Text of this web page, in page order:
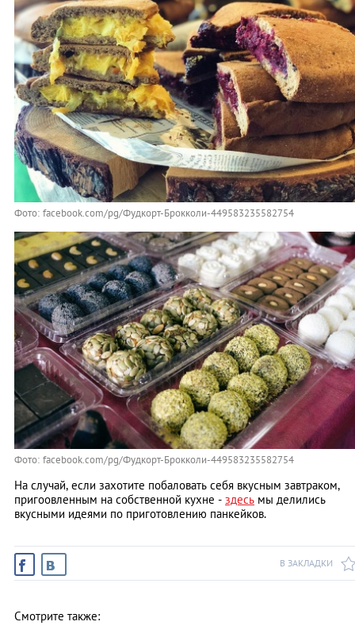
Фото: facebook.com/pg/Фудкорт-Брокколи-449583235582754
Фото: facebook.com/pg/Фудкорт-Брокколи-449583235582754
На случай, если захотите побаловать себя вкусным завтраком,
пригоовленным на собственной кухне - здесь мы делились
вкусными идеями по приготовлению панкейков.
В ЗАКЛАДКИ
Смотрите также: